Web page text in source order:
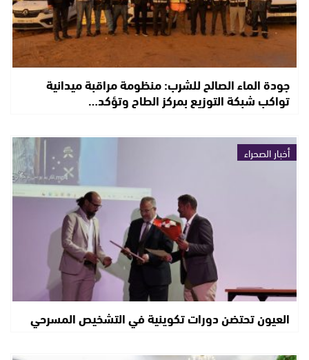
جودة الماء الصالح للشرب: منظومة مراقبة ميدانية
تواكب شبكة التوزيع بمركز الطاح وتؤكد…
أخبار الصحراء
العيون تحتضن دورات تكوينية في التشخيص المسرحي